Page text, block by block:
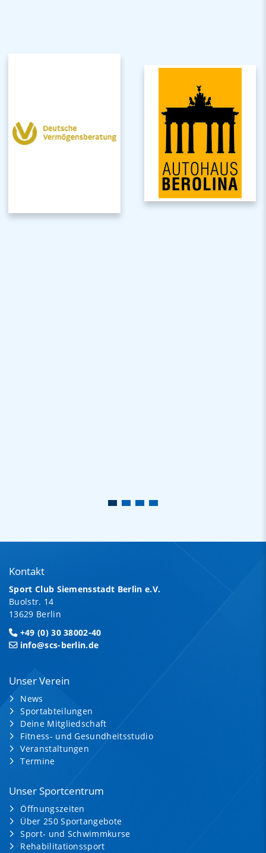
Kontakt
Sport Club Siemensstadt Berlin e.V.
Buolstr. 14
13629 Berlin
+49 (0) 30 38002-40
info@scs-berlin.de
Unser Verein
News
Sportabteilungen
Deine Mitgliedschaft
Fitness- und Gesundheitsstudio
Veranstaltungen
Termine
Unser Sportcentrum
Öffnungszeiten
Über 250 Sportangebote
Sport- und Schwimmkurse
Rehabilitationssport